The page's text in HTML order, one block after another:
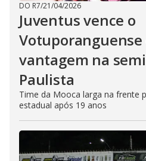
DO R7/21/04/2026
Juventus vence o
Votuporanguense
vantagem na
Paulista
Time da Mooca larga na frente
estadual após 19 anos